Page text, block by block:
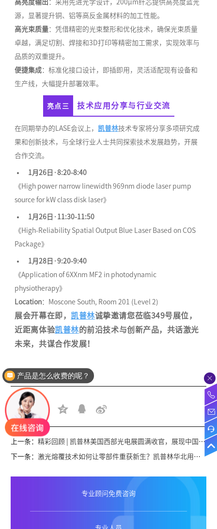
高亮度输出 ：采用先进光学设计，200μm纤芯提供高亮度蓝光
源，显著提升铜、铝等高反金属材料的加工性能。
高光束质量：凭借精密的光束整形和优化技术，确保光束质量
卓越，满足切割、焊接和3D打印等精密加工需求，实现效率与
品质的双重提升。
便捷集成：标准化接口设计，即插即用，灵活适配现有设备和
生产线，大幅提升部署效率。
亮点三 技术应用分享与行业交流
在同期举办的LASE会议上， 凯普林技术专家将分享多项研究成
果和创新技术，与全球行业人士共同探索技术发展趋势，开展
合作交流。
1月26日·8:20-8:40
《High power narrow linewidth 969nm diode laser pump
source for kW class disk laser》
1月26日·11:30-11:50
《High-Reliability Spatial Output Blue Laser Based on COS
Package》
1月28日·9:20-9:40
《Application of 6XXnm MF2 in photodynamic
physiotherapy》
Location：Moscone South, Room 201 (Level 2)
展会开幕在即， 凯普林诚挚邀请您莅临349号展位，
近距离体验凯普林的前沿技术与创新产品，共话激光
未来，共谋合作发展！
分享：
上一条：精彩回顾 | 凯普林美国西部光电展圆满收官，展现中国激光硬实力
下一条：激光熔覆技术如何让零部件重获新生？凯普林华北用户揭秘！
专业顾问免费咨询
产品是怎么收费的呢？